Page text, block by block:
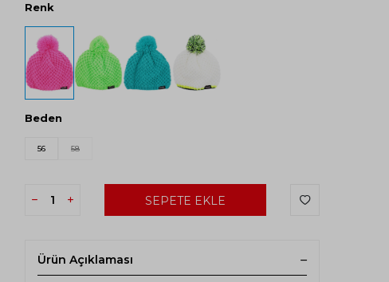
Renk
Beden
56 58
SEPETE EKLE
Ürün Açıklaması